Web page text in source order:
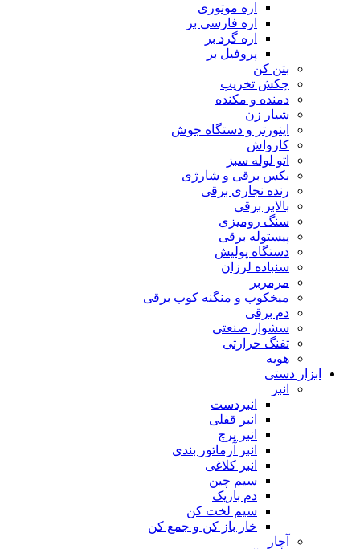
اره موتوری
اره فارسی بر
اره گرد بر
پروفیل بر
بتن کن
چکش تخریب
دمنده و مکنده
شیار زن
اینورتر و دستگاه جوش
کارواش
اتو لوله سبز
بکس برقی و شارژی
رنده نجاری برقی
بالابر برقی
سنگ رومیزی
پیستوله برقی
دستگاه پولیش
سنباده لرزان
مرمربر
میخکوب و منگنه کوب برقی
دم برقی
سشوار صنعتی
تفنگ حرارتی
هویه
ابزار دستی
انبر
انبردست
انبر قفلی
انبر پرچ
انبر آرماتور بندی
انبر کلاغی
سیم چین
دم باریک
سیم لخت کن
خار باز کن و جمع کن
آچار